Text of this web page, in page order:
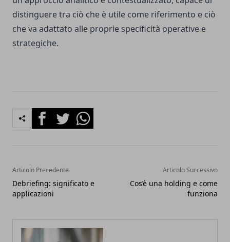
distinguere tra ciò che è utile come riferimento e ciò
che va adattato alle proprie specificità operative e
strategiche.
FacebookTwitterWhatsapp
Articolo Precedente
Debriefing: significato e
applicazioni
Articolo Successivo
Cos’è una holding e come
funziona